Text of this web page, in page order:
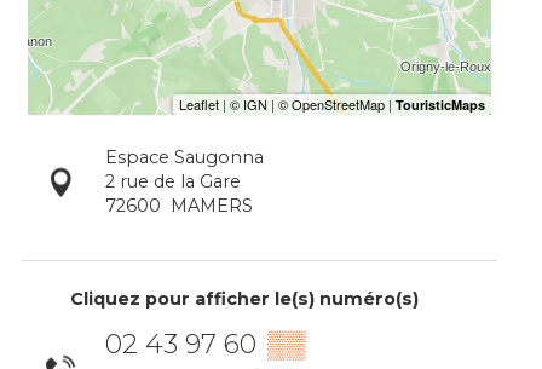
Espace Saugonna
2 rue de la Gare
72600
MAMERS
Cliquez pour afficher le(s) numéro(s)
02 43 97 60 ▒▒